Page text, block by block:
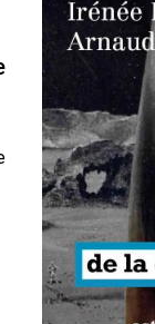
le gigantisme